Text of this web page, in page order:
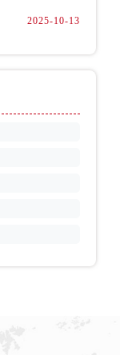
广西壮族自治区梧州市万秀区龙湖镇高旺路售后服务中心（需提前预约）
2025-10-13